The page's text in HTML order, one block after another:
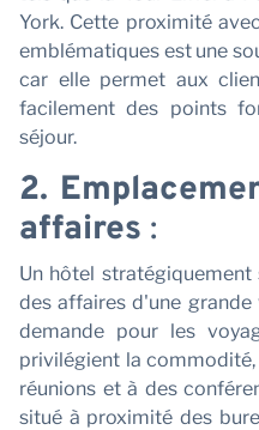
York. Cette proximité
emblématiques est une
car elle permet aux
facilement des points
séjour.
2.
affaires :
Un hôtel
des affaires d'une
demande pour les
privilégient la
réunions et à des
situé à proximité des